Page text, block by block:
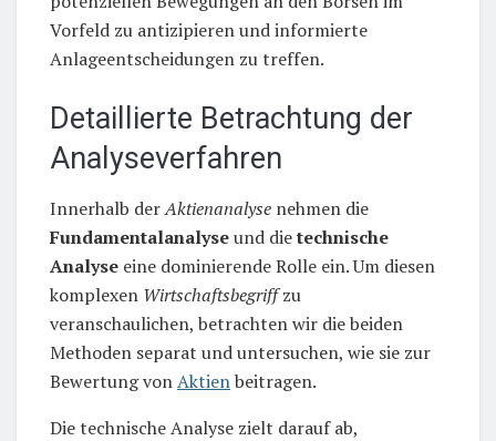
Vorfeld zu antizipieren und informierte
Anlageentscheidungen zu treffen.
Detaillierte Betrachtung der
Analyseverfahren
Innerhalb derAktienanalyse nehmen die
Fundamentalanalyseund dietechnische
Analyse eine dominierende Rolle ein. Um diesen
komplexen Wirtschaftsbegriffzu
veranschaulichen, betrachten wir die beiden
Methoden separat und untersuchen, wie sie zur
Bewertung vonAktienbeitragen.
Die technische Analyse zielt darauf ab,